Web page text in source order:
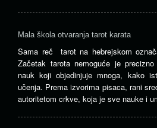
Mala škola otvaranja tarot karata
Sama reč tarot na hebrejskom
Začetak tarota nemoguće je
nauk koji objedinjuje mnoga, kako
učenja. Prema izvorima pisaca, rani
autoritetom crkve, koja je sve nauke i